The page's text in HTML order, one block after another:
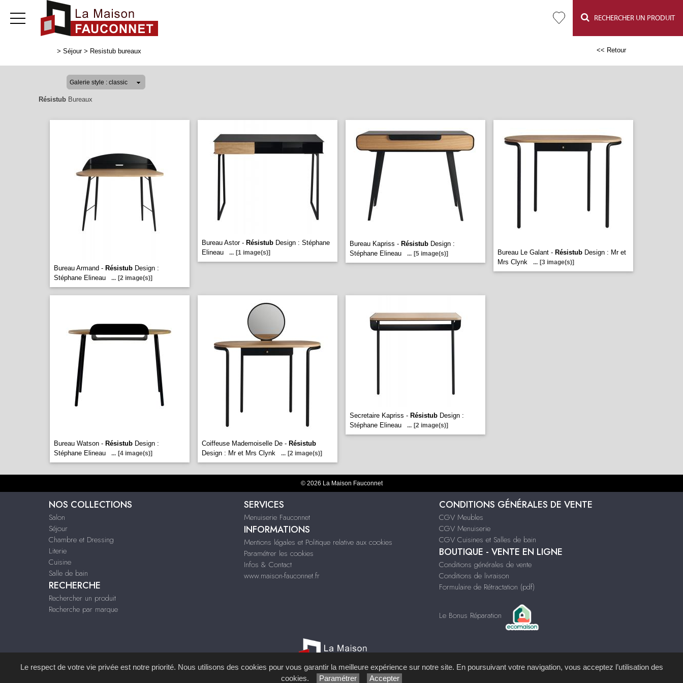
RECHERCHER UN PRODUIT
> Séjour> Resistub bureaux << Retour
Résistub Bureaux
Bureau Armand - Résistub Design :
Stéphane Elineau
... [2 image(s)]
Bureau Astor - Résistub Design : Stéphane
Elineau
... [1 image(s)]
Bureau Kapriss - Résistub Design :
Stéphane Elineau
... [5 image(s)] Bureau Le Galant - Résistub Design : Mr et
Mrs Clynk
... [3 image(s)]
Bureau Watson - Résistub Design :
Stéphane Elineau
... [4 image(s)]
Coiffeuse Mademoiselle De - Résistub
Design : Mr et Mrs Clynk
... [2 image(s)]
Secretaire Kapriss - Résistub Design :
Stéphane Elineau
... [2 image(s)]
© 2026 La Maison Fauconnet
NOS COLLECTIONS
Salon
Séjour
Chambre et Dressing
Literie
Cuisine
Salle de bain
RECHERCHE
Rechercher un produit
Recherche par marque
SERVICES
Menuiserie Fauconnet
INFORMATIONS
Mentions légales et Politique relative aux cookies
Paramétrer les cookies
Infos & Contact
www.maison-fauconnet.fr
CONDITIONS GÉNÉRALES DE VENTE
CGV Meubles
CGV Menuiserie
CGV Cuisines et Salles de bain
BOUTIQUE - VENTE EN LIGNE
Conditions générales de vente
Conditions de livraison
Formulaire de Rétractation (pdf)
Le Bonus Réparation
Système de Gestion de Contenu (SGC)imagenia , créé et développé en France par
Le respect de votre vie privée est notre priorité. Nous utilisons des cookies pour vous garantir la meilleure expérience sur notre site. En poursuivant votre navigation, vous acceptez l’utilisation des
cookies.
Paramétrer Accepter